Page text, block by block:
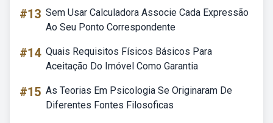
#13 Sem Usar Calculadora Associe Cada Expressão
Ao Seu Ponto Correspondente
#14 Quais Requisitos Físicos Básicos Para
Aceitação Do Imóvel Como Garantia
#15 As Teorias Em Psicologia Se Originaram De
Diferentes Fontes Filosoficas